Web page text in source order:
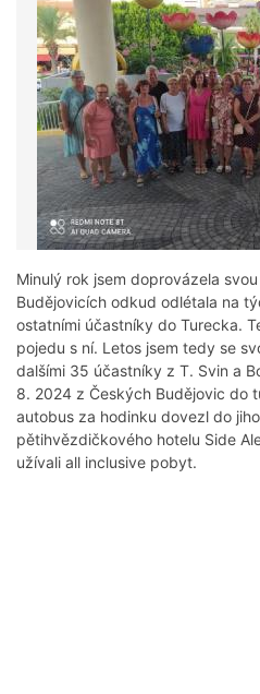
Minulý rok jsem doprovázela
Budějovicích odkud odlétala na
ostatními účastníky do Turecka.
pojedu s ní. Letos jsem tedy se
dalšími 35 účastníky z T. Svin a
8. 2024 z Českých Budějovic do
autobus za hodinku dovezl do
pětihvězdičkového hotelu Side
užívali all inclusive pobyt.